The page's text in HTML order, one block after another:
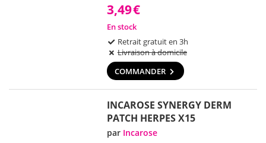
3,49€
En stock
Retrait gratuit en 3h
Livraison à domicile
COMMANDER
INCAROSE SYNERGY DERM
PATCH HERPES X15
par Incarose